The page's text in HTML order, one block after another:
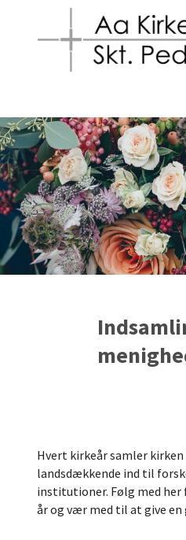
Hvert kirkeår samler
landsdækkende ind til
institutioner. Følg med her
år og vær med til at give